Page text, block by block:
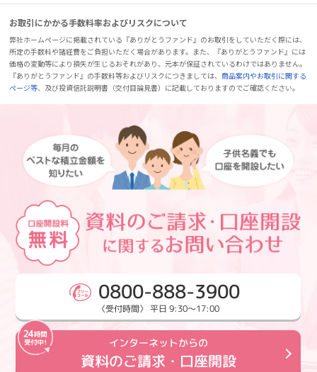
お取引にかかる手数料率およびリスクについて
弊社ホームページに掲載されている『ありがとうファンド』のお取引をしていただく際には、
所定の手数料や諸経費をご負担いただく場合があります。また、『ありがとうファンド』には
価格の変動等により損失が生じるおそれがあり、元本が保証されているわけではありません。
『ありがとうファンド』の手数料等およびリスクにつきましては、商品案内やお取引に関する
ページ等、及び投資信託説明書（交付目論見書）に記載しておりますのでご確認ください。
0800-888-3900
〈受付時間〉 平日 9:30～17:00
インターネットからの
資料のご請求・口座開設